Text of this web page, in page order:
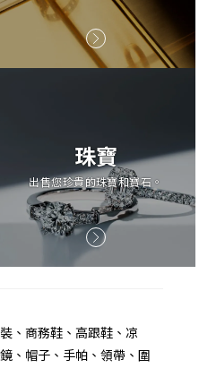
珠寶
出售您珍貴的珠寶和寶石。
、商務鞋、高跟鞋、凉
、帽子、手帕、領帶、圍